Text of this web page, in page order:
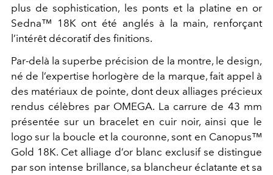
plus de sophistication, les ponts et la platine en or
Sedna™ 18K ont été anglés à la main, renforçant
l’intérêt décoratif des finitions.
Par-delà la superbe précision de la montre, le design,
né de l’expertise horlogère de la marque, fait appel à
des matériaux de pointe, dont deux alliages précieux
rendus célèbres par OMEGA. La carrure de 43 mm
présentée sur un bracelet en cuir noir, ainsi que le
logo sur la boucle et la couronne, sont en Canopus™
Gold 18K. Cet alliage d’or blanc exclusif se distingue
par son intense brillance, sa blancheur éclatante et sa